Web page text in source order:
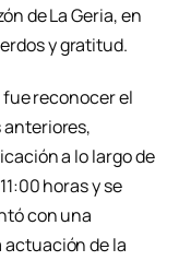
de La Geria, en
y gratitud.
reconocer el
anteriores,
a lo largo de
horas y se
con una
de la